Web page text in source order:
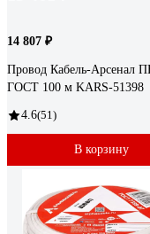
14 807 ₽
Провод Кабель-Арсенал
ГОСТ 100 м KARS-51398
4.6(51)
В корзину